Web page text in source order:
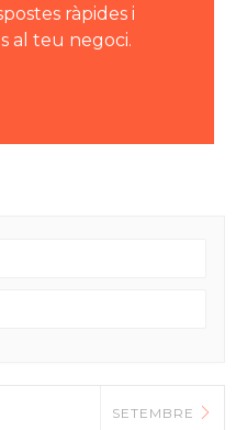
ràpides i
al teu negoci.
SETEMBRE